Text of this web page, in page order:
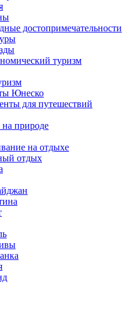
достопримечательности
туризм
Юнеско
для путешествий
природе
на отдыхе
отдых